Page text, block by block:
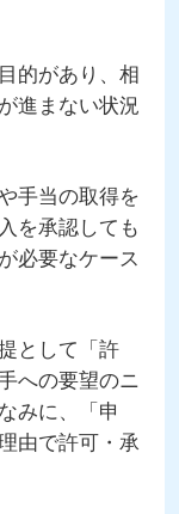
的があり、相
進まない状況
手当の取得を
を承認しても
必要なケース
として「許
への要望のニ
みに、「申
由で許可・承